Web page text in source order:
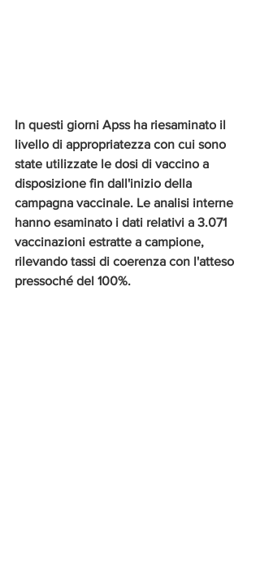
In questi giorni Apss ha riesaminato il
livello di appropriatezza con cui sono
state utilizzate le dosi di vaccino a
disposizione fin dall'inizio della
campagna vaccinale. Le analisi interne
hanno esaminato i dati relativi a 3.071
vaccinazioni estratte a campione,
rilevando tassi di coerenza con l'atteso
pressoché del 100%.